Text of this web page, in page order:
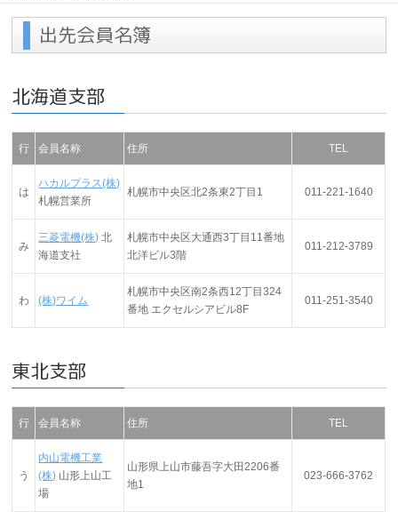
出先会員名簿
北海道支部
行 会員名称 住所 TEL
は
ハカルプラス(株)
札幌営業所
札幌市中央区北2条東2丁目1 011-221-1640
み
三菱電機(株) 北
海道支社
札幌市中央区大通西3丁目11番地
北洋ビル3階
011-212-3789
わ (株)ワイム
札幌市中央区南2条西12丁目324
番地 エクセルシアビル8F
011-251-3540
東北支部
行 会員名称 住所 TEL
う
内山電機工業
(株) 山形上山工
場
山形県上山市藤吾字大田2206番
地1
023-666-3762